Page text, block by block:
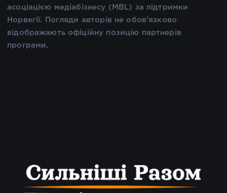
асоціацією медіабізнесу (MBL) за підтримки
Норвегії. Погляди авторів не обов’язково
відображають офіційну позицію партнерів
програми.